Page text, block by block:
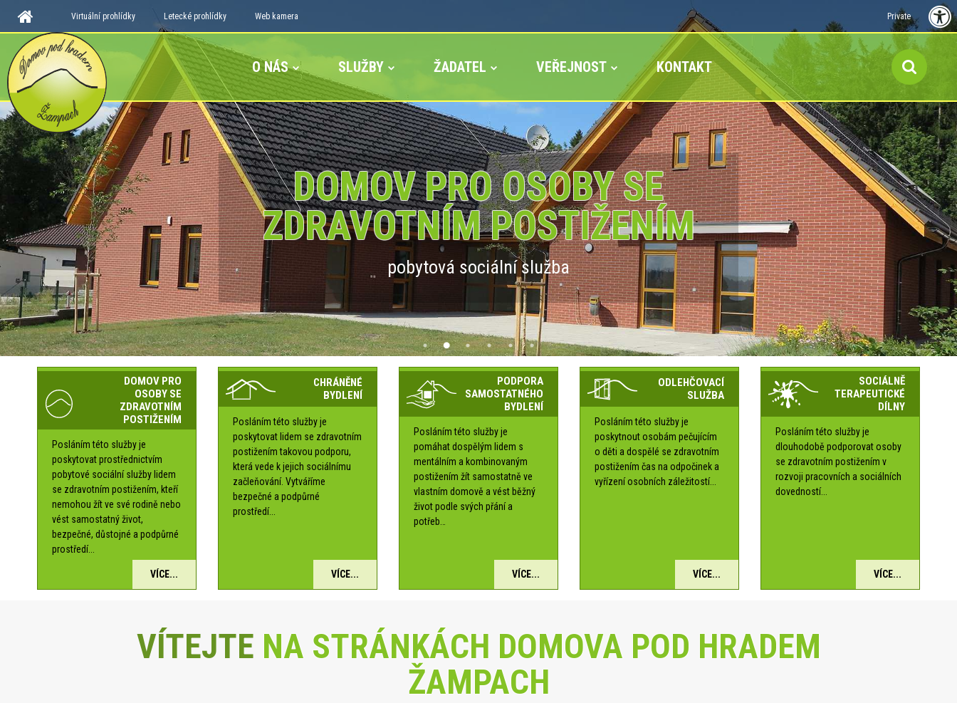
Virtuální prohlídky Letecké prohlídky Web kamera Private
O NÁS SLUŽBY ŽADATEL VEŘEJNOST KONTAKT
DOMOV PRO OSOBY SE
ZDRAVOTNÍM POSTIŽENÍM
pobytová sociální služba
DOMOV PRO
OSOBY SE
ZDRAVOTNÍM
POSTIŽENÍM
Posláním této služby je
poskytovat prostřednictvím
pobytové sociální služby lidem
se zdravotním postižením, kteří
nemohou žít ve své rodině nebo
vést samostatný život,
bezpečné, důstojné a podpůrné
prostředí...
VÍCE...
CHRÁNĚNÉ
BYDLENÍ
Posláním této služby je
poskytovat lidem se zdravotním
postižením takovou podporu,
která vede k jejich sociálnímu
začleňování. Vytváříme
bezpečné a podpůrné
prostředí...
VÍCE...
PODPORA
SAMOSTATNÉHO
BYDLENÍ
Posláním této služby je
pomáhat dospělým lidem s
mentálním a kombinovaným
postižením žít samostatně ve
vlastním domově a vést běžný
život podle svých přání a
potřeb…
VÍCE...
ODLEHČOVACÍ
SLUŽBA
Posláním této služby je
poskytnout osobám pečujícím
o děti a dospělé se zdravotním
postižením čas na odpočinek a
vyřízení osobních záležitostí...
VÍCE...
SOCIÁLNĚ
TERAPEUTICKÉ
DÍLNY
Posláním této služby je
dlouhodobě podporovat osoby
se zdravotním postižením v
rozvoji pracovních a sociálních
dovedností...
VÍCE...
VÍTEJTE NA STRÁNKÁCH DOMOVA POD HRADEM
ŽAMPACH